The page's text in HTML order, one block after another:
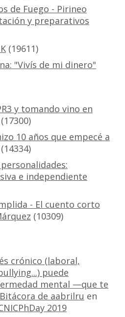
de Fuego - Pirineo
y preparativos
(19611)
"Vivís de mi dinero"
y tomando vino en
(17300)
10 años que empecé a
(14334)
e independiente
- El cuento corto
(10309)
crónico (laboral,
puede
mental —que te
de aabrilru en
2019